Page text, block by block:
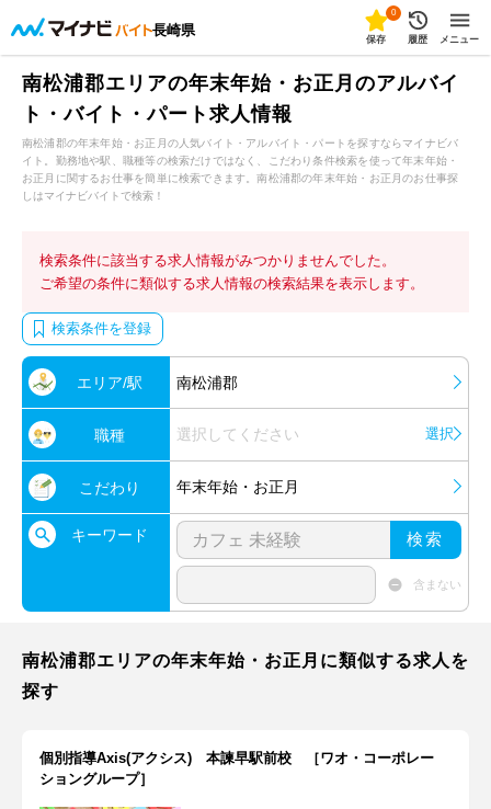
長崎県
0
保存 履歴 メニュー
南松浦郡エリアの年末年始・お正月のアルバイ
ト・バイト・パート求人情報
南松浦郡の年末年始・お正月の人気バイト・アルバイト・パートを探すならマイナビバ
イト。勤務地や駅、職種等の検索だけではなく、こだわり条件検索を使って年末年始・
お正月に関するお仕事を簡単に検索できます。南松浦郡の年末年始・お正月のお仕事探
しはマイナビバイトで検索！
検索条件に該当する求人情報がみつかりませんでした。
ご希望の条件に類似する求人情報の検索結果を表示します。
検索条件を登録
エリア/駅 南松浦郡
職種 選択してください 選択
こだわり 年末年始・お正月
キーワード 検索
含まない
南松浦郡エリアの年末年始・お正月に類似する求人を
探す
個別指導Axis(アクシス) 本諫早駅前校 ［ワオ・コーポレー
ショングループ］